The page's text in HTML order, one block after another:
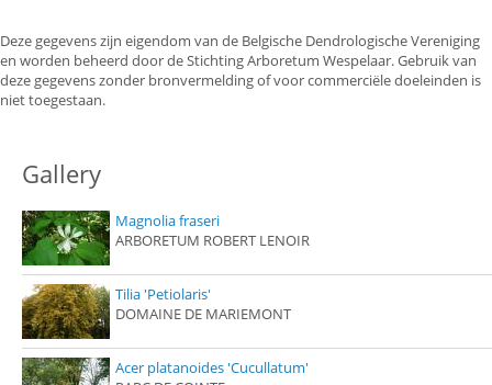
Deze gegevens zijn eigendom van de Belgische Dendrologische Vereniging
en worden beheerd door de Stichting Arboretum Wespelaar. Gebruik van
deze gegevens zonder bronvermelding of voor commerciële doeleinden is
niet toegestaan.
Gallery
Magnolia fraseri
ARBORETUM ROBERT LENOIR
Tilia 'Petiolaris'
DOMAINE DE MARIEMONT
Acer platanoides 'Cucullatum'